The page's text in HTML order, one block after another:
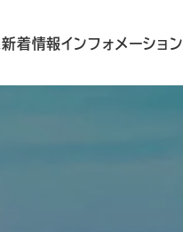
新着情報インフォメーション